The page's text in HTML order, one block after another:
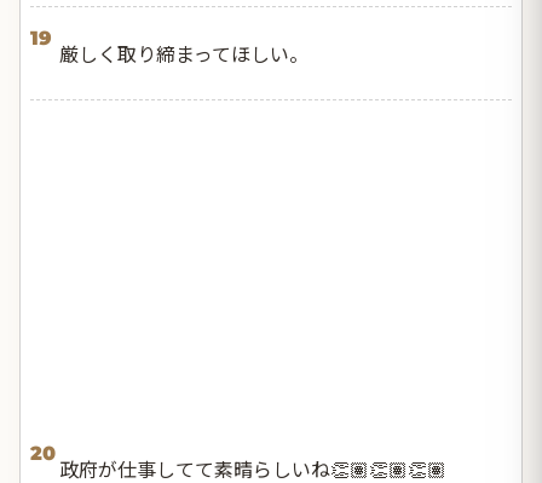
19
厳しく取り締まってほしい。
20
政府が仕事してて素晴らしいね👏🏽👏🏽👏🏽